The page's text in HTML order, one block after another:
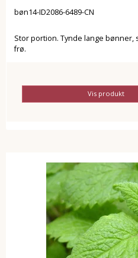
bøn14-ID2086-6489-CN
Stor portion. Tynde lange bønner,
frø.
Vis produkt